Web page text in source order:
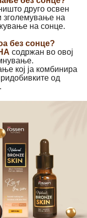
друго освен
зголемување на
на сонце.
без сонце?
содржан во овој
кој ја комбинира
од